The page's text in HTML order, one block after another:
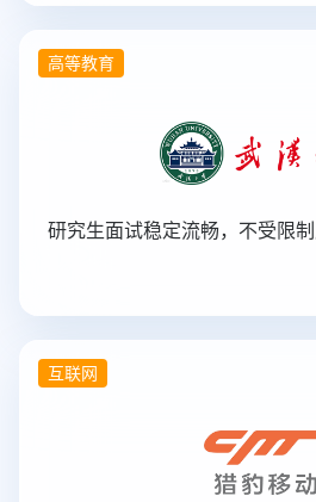
高等教育
研究生面试稳定流畅，不受限
互联网